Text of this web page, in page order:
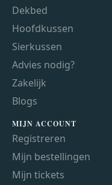
Dekbed
Hoofdkussen
Sierkussen
Advies nodig?
Zakelijk
Blogs
MIJN ACCOUNT
Registreren
Mijn bestellingen
Mijn tickets